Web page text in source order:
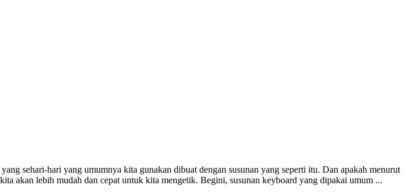
sehari-hari yang umumnya kita gunakan dibuat dengan susunan yang seperti itu. Dan apakah menurut
akan lebih mudah dan cepat untuk kita mengetik. Begini, susunan keyboard yang dipakai umum ...